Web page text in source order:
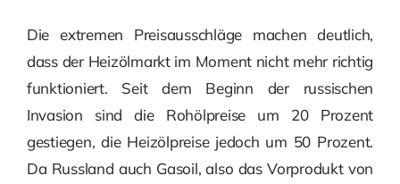
Die extremen Preisausschläge machen deutlich,
dass der Heizölmarkt im Moment nicht mehr richtig
funktioniert. Seit dem Beginn der russischen
Invasion sind die Rohölpreise um 20 Prozent
gestiegen, die Heizölpreise jedoch um 50 Prozent.
Da Russland auch Gasoil, also das Vorprodukt von